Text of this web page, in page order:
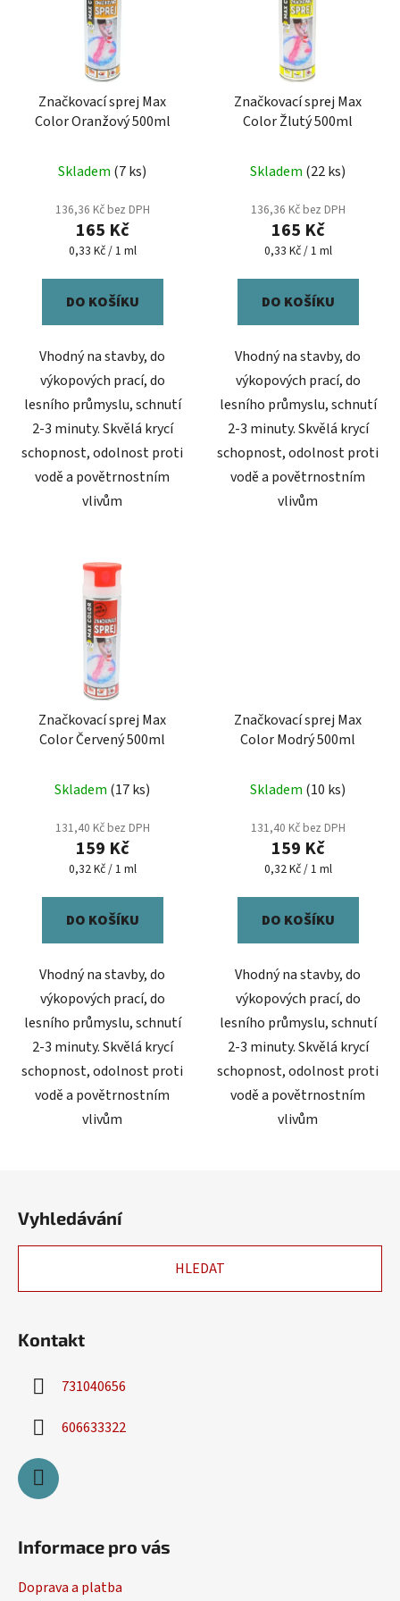
Značkovací sprej Max
Color Oranžový 500ml
Skladem (7 ks)
136,36 Kč bez DPH
165 Kč
Měrná
0,33 Kč / 1 ml
DO KOŠÍKU
Vhodný na stavby, do
výkopových prací, do
lesního průmyslu, schnutí
2-3 minuty. Skvělá krycí
schopnost, odolnost proti
vodě a povětrnostním
vlivům
Značkovací sprej Max
Color Žlutý 500ml
Skladem (22 ks)
136,36 Kč bez DPH
165 Kč
Měrná
0,33 Kč / 1 ml
DO KOŠÍKU
Vhodný na stavby, do
výkopových prací, do
lesního průmyslu, schnutí
2-3 minuty. Skvělá krycí
schopnost, odolnost proti
vodě a povětrnostním
vlivům
Značkovací sprej Max
Color Červený 500ml
Skladem (17 ks)
131,40 Kč bez DPH
159 Kč
Měrná
0,32 Kč / 1 ml
DO KOŠÍKU
Vhodný na stavby, do
výkopových prací, do
lesního průmyslu, schnutí
2-3 minuty. Skvělá krycí
schopnost, odolnost proti
vodě a povětrnostním
vlivům
Značkovací sprej Max
Color Modrý 500ml
Skladem (10 ks)
131,40 Kč bez DPH
159 Kč
Měrná
0,32 Kč / 1 ml
DO KOŠÍKU
Vhodný na stavby, do
výkopových prací, do
lesního průmyslu, schnutí
2-3 minuty. Skvělá krycí
schopnost, odolnost proti
vodě a povětrnostním
vlivům
Vyhledávání
HLEDAT
Kontakt
731040656
606633322
Informace pro vás
Doprava a platba